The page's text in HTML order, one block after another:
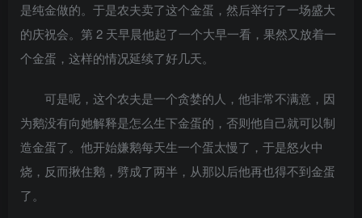
是纯金做的。于是农夫卖了这个金蛋，然后举行了一场盛大
的庆祝会。第 2 天早晨他起了一个大早一看，果然又放着一
个金蛋，这样的情况延续了好几天。
可是呢，这个农夫是一个贪婪的人，他非常不满意，因
为鹅没有向她解释是怎么生下金蛋的，否则他自己就可以制
造金蛋了。他开始嫌鹅每天生一个蛋太慢了，于是怒火中
烧，反而揪住鹅，劈成了两半，从那以后他再也得不到金蛋
了。